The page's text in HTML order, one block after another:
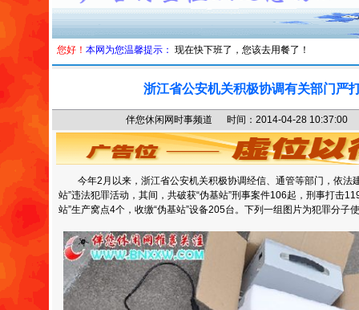
您好！ 本网为您温馨提示： 现在快下班了，您该去用餐了！
浙江省公安机关积极协调有关部门严
伴您休闲网时事频道 时间：2014-04-28
今年2月以来，浙江省公安机关积极协调经信、通管等部门，依法
站”违法犯罪活动，其间，共破获“伪基站”刑事案件106起，刑事打击
站”生产窝点4个，收缴“伪基站”设备205台。下列一组图片为犯罪分子